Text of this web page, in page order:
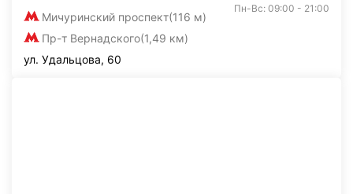
Мичуринский проспект(116 м)
Пр-т Вернадского(1,49 км)
Пн-Вс: 09:00 - 21:00
ул. Удальцова, 60